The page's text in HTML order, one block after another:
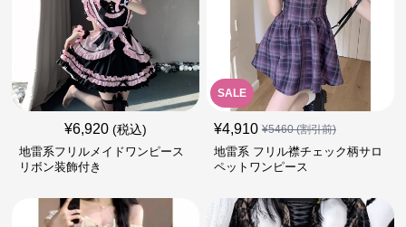
¥6,920 (税込)
地雷系フリルメイドワンピース
リボン装飾付き
SALE
¥4,910 ¥5460(割引前)
地雷系 フリル襟チェック柄サロ
ペットワンピース